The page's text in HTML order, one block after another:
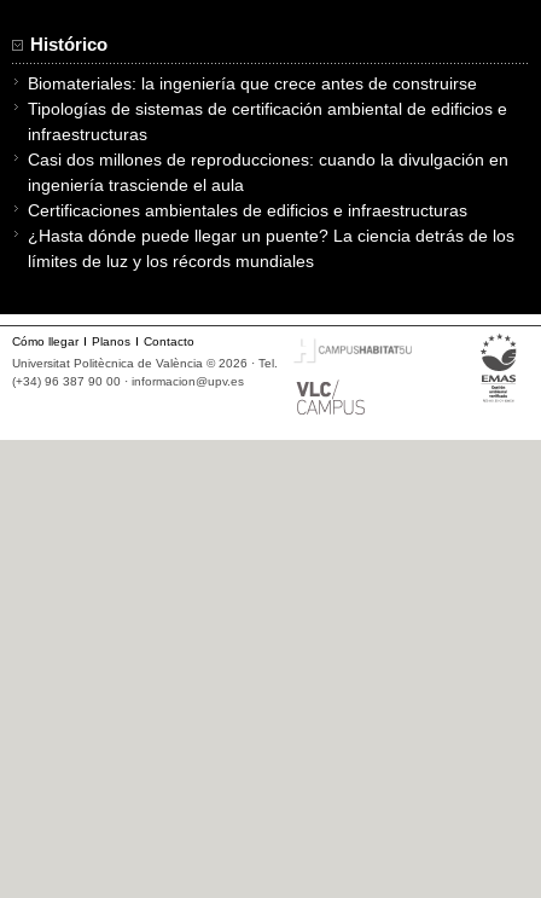
Histórico
Biomateriales: la ingeniería que crece antes de construirse
Tipologías de sistemas de certificación ambiental de edificios e
infraestructuras
Casi dos millones de reproducciones: cuando la divulgación en
ingeniería trasciende el aula
Certificaciones ambientales de edificios e infraestructuras
¿Hasta dónde puede llegar un puente? La ciencia detrás de los
límites de luz y los récords mundiales
Cómo llegar Planos
Contacto
Universitat Politècnica de València © 2026 · Tel.
(+34) 96 387 90 00 · informacion@upv.es